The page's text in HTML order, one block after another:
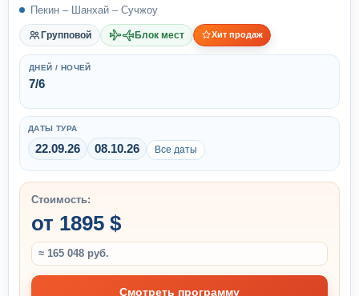
Пекин – Шанхай – Сучжоу
Групповой Блок мест Хит продаж
ДНЕЙ / НОЧЕЙ
7/6
ДАТЫ ТУРА
22.09.26 08.10.26 Все даты
Стоимость:
от 1895 $
≈ 165 048 руб.
Смотреть программу